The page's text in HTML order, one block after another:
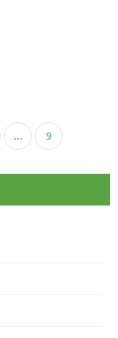
... 9